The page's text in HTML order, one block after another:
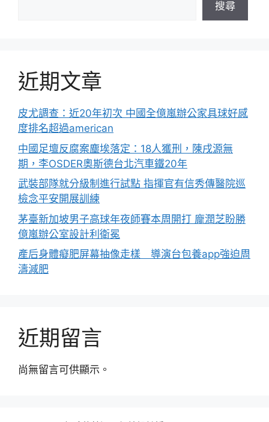
搜尋
近期文章
皮尤調查：近20年初次 中國全億嵐辦公家具球好感
度排名超過american
中國足壇反腐案塵埃落定：18人獲刑，陳戌源無
期，李OSDER奧斯德台北汽車鐵20年
武裝部隊就分級制進行試點 指揮官有信秀傳醫院巡
檢念平安開展訓練
茅臺新加坡男子高球年夜師賽本周開打 龐潤芝盼勝
億嵐辦公室設計利衛冕
產后身體癡肥屏幕抽像走樣 導演台包養app強迫周
濤減肥
近期留言
尚無留言可供顯示。